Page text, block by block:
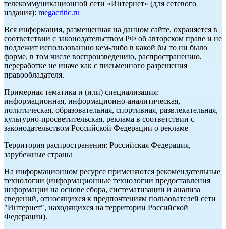
телекоммуникационной сети «Интернет» (для сетевого
издания): megacritic.ru
Вся информация, размещенная на данном сайте, охраняется в
соответствии с законодательством РФ об авторском праве и не
подлежит использованию кем-либо в какой бы то ни было
форме, в том числе воспроизведению, распространению,
переработке не иначе как с письменного разрешения
правообладателя.
Примерная тематика и (или) специализация:
информационная, информационно-аналитическая,
политическая, образовательная, спортивная, развлекательная,
культурно-просветительская, реклама в соответствии с
законодательством Российской Федерации о рекламе
Территория распространения: Российская Федерация,
зарубежные страны
На информационном ресурсе применяются рекомендательные
технологии (информационные технологии предоставления
информации на основе сбора, систематизации и анализа
сведений, относящихся к предпочтениям пользователей сети
"Интернет", находящихся на территории Российской
Федерации).